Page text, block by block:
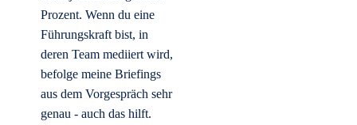
Prozent. Wenn du eine
Führungskraft bist, in
deren Team mediiert wird,
befolge meine Briefings
aus dem Vorgespräch sehr
genau - auch das hilft.